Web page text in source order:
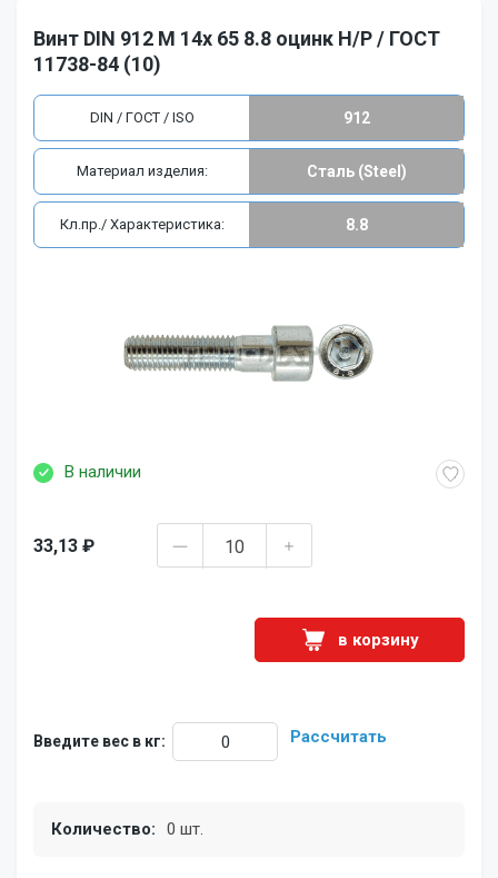
Винт DIN 912 M 14x 65 8.8 оцинк Н/Р / ГОСТ
11738-84 (10)
В наличии
33,13 ₽
в корзину
Введите вес в кг: Рассчитать
Количество: 0 шт.
DIN / ГОСТ / ISO 912
Материал изделия: Сталь (Steel)
Кл.пр./ Характеристика: 8.8